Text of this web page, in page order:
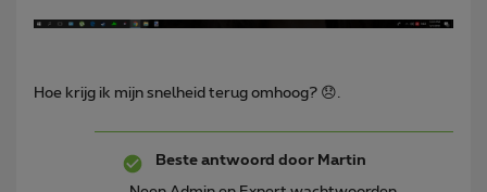
Hoe krijg ik mijn snelheid terug omhoog? 😞.
Beste antwoord door Martin